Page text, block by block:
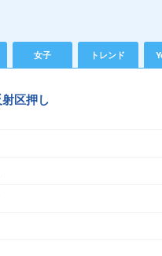
女子 トレンド
区押し